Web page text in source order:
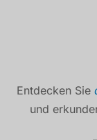
Entdecken Sie
und